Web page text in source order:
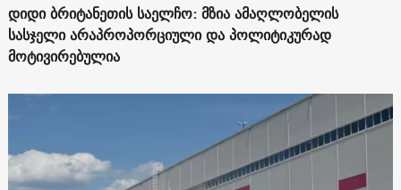
დიდი ბრიტანეთის საელჩო: მზია ამაღლობელის
სასჯელი არაპროპორციული და პოლიტიკურად
მოტივირებულია